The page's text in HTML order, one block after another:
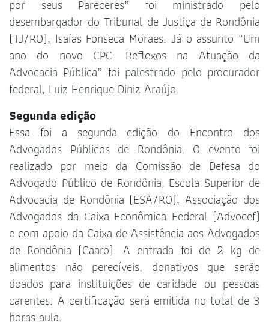
por seus Pareceres” foi ministrado pelo
desembargador do Tribunal de Justiça de Rondônia
(TJ/RO), Isaías Fonseca Moraes. Já o assunto “Um
ano do novo CPC: Reflexos na Atuação da
Advocacia Pública” foi palestrado pelo procurador
federal, Luiz Henrique Diniz Araújo.
Segunda edição
Essa foi a segunda edição do Encontro dos
Advogados Públicos de Rondônia. O evento foi
realizado por meio da Comissão de Defesa do
Advogado Público de Rondônia, Escola Superior de
Advocacia de Rondônia (ESA/RO), Associação dos
Advogados da Caixa Econômica Federal (Advocef)
e com apoio da Caixa de Assistência aos Advogados
de Rondônia (Caaro). A entrada foi de 2 kg de
alimentos não perecíveis, donativos que serão
doados para instituições de caridade ou pessoas
carentes. A certificação será emitida no total de 3
horas aula.